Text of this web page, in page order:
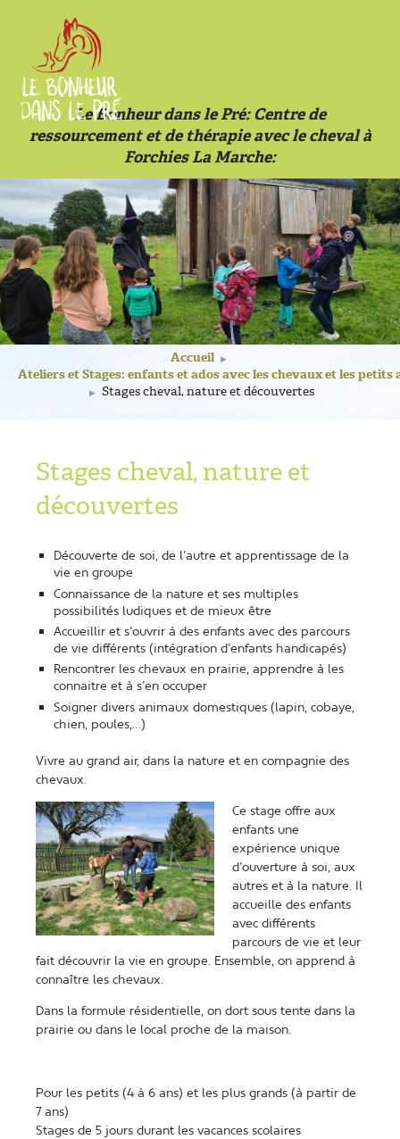
Le Bonheur dans le Pré: Centre de
ressourcement et de thérapie avec le cheval à
Forchies La Marche
Accueil ▶
Ateliers et Stages: enfants et ados avec les chevaux et les petits
▶ Stages cheval, nature et découvertes
Stages cheval, nature et
découvertes
Découverte de soi, de l’autre et apprentissage de la
vie en groupe
Connaissance de la nature et ses multiples
possibilités ludiques et de mieux être
Accueillir et s’ouvrir à des enfants avec des parcours
de vie différents (intégration d’enfants handicapés)
Rencontrer les chevaux en prairie, apprendre à les
connaitre et à s’en occuper
Soigner divers animaux domestiques (lapin, cobaye,
chien, poules,…)
Vivre au grand air, dans la nature et en compagnie des
chevaux.
Ce stage offre aux
enfants une
expérience unique
d’ouverture à soi, aux
autres et à la nature. Il
accueille des enfants
avec différents
parcours de vie et leur
fait découvrir la vie en groupe. Ensemble, on apprend à
connaître les chevaux.
Dans la formule résidentielle, on dort sous tente dans la
prairie ou dans le local proche de la maison.
Pour les petits (4 à 6 ans) et les plus grands (à partir de
7 ans)
Stages de 5 jours durant les vacances scolaires